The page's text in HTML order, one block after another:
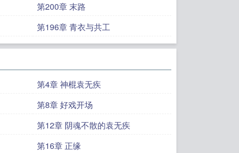
第200章 末路
第196章 青衣与共工
第4章 神棍袁无疾
第8章 好戏开场
第12章 阴魂不散的袁无疾
第16章 正缘